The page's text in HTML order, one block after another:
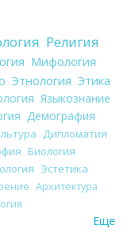
Религия
Мифология
Этнология Этика
Языкознание
Демография
Дипломатия
Биология
Эстетика
Архитектура
Еще